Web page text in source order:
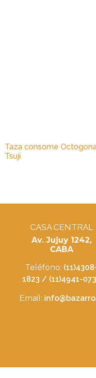
Taza consome
Tsuji
CASA CENTRAL
Av. Jujuy 1242,
CABA
Teléfono:
1823 / (11)4941-
Email: